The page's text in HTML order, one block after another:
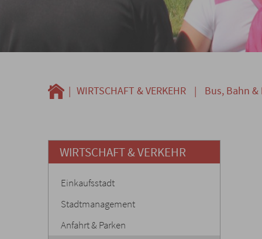
| WIRTSCHAFT & VERKEHR | Bus, Bahn &
WIRTSCHAFT & VERKEHR
Einkaufsstadt
Stadtmanagement
Anfahrt & Parken